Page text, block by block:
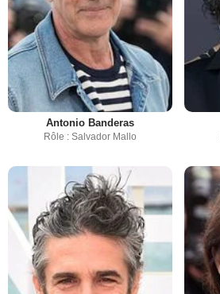
Antonio Banderas
Rôle : Salvador Mallo